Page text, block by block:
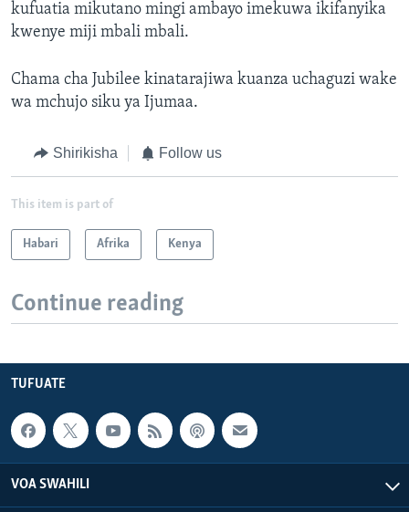
kufuatia mikutano mingi ambayo imekuwa ikifanyika
kwenye miji mbali mbali.
Chama cha Jubilee kinatarajiwa kuanza uchaguzi wake
wa mchujo siku ya Ijumaa.
Shirikisha Follow us
This item is part of
Habari Afrika Kenya
Continue reading
TUFUATE
VOA SWAHILI